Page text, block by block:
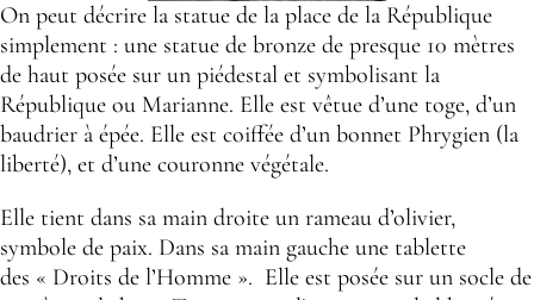
On peut décrire la statue de la place de la République
simplement : une statue de bronze de presque 10 mètres
de haut posée sur un piédestal et symbolisant la
République ou Marianne. Elle est vêtue d’une toge, d’un
baudrier à épée. Elle est coiffée d’un bonnet Phrygien (la
liberté), et d’une couronne végétale.
Elle tient dans sa main droite un rameau d’olivier,
symbole de paix. Dans sa main gauche une tablette
des « Droits de l’Homme ». Elle est posée sur un socle de